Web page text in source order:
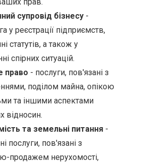
супровід бізнесу -
у реєстрації підприємств,
статутів, а також у
спірних ситуацій.
право - послуги, пов'язані з
поділом майна, опікою
та іншими аспектами
відносин.
та земельні питання -
послуги, пов'язані з
продажем нерухомості,